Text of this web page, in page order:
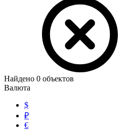
Найдено 0 объектов
Валюта
$
₽
€